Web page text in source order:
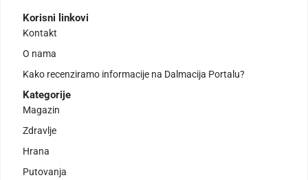
Korisni linkovi
Kontakt
O nama
Kako recenziramo informacije na Dalmacija Portalu?
Kategorije
Magazin
Zdravlje
Hrana
Putovanja